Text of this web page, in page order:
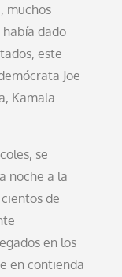
muchos
dado
este
Joe
Kamala
se
noche a la
de
en los
en contienda